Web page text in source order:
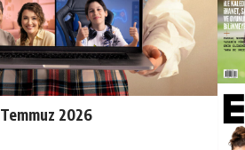
Temmuz 2026